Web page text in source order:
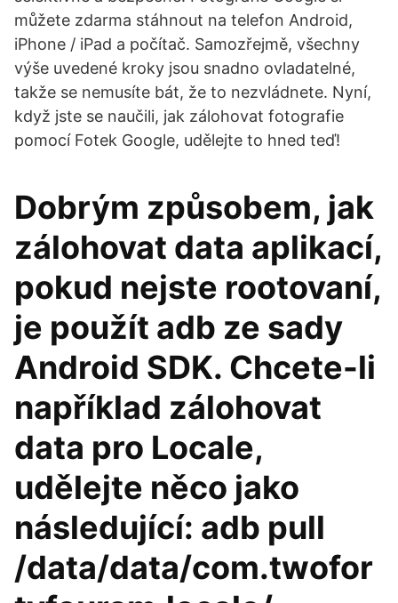
můžete zdarma stáhnout na telefon Android,
iPhone / iPad a počítač. Samozřejmě, všechny
výše uvedené kroky jsou snadno ovladatelné,
takže se nemusíte bát, že to nezvládnete. Nyní,
když jste se naučili, jak zálohovat fotografie
pomocí Fotek Google, udělejte to hned teď!
Dobrým způsobem, jak
zálohovat data aplikací,
pokud nejste rootovaní,
je použít adb ze sady
Android SDK. Chcete-li
například zálohovat
data pro Locale,
udělejte něco jako
následující: adb pull
/data/data/com.twofor